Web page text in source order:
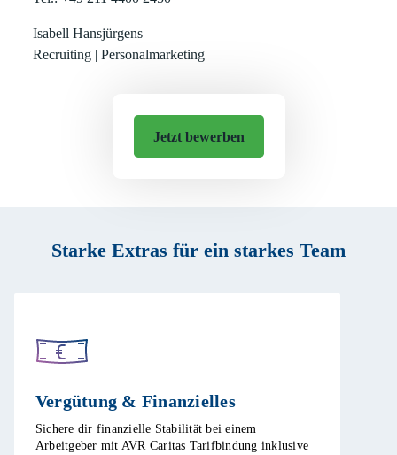
Isabell Hansjürgens
Recruiting | Personalmarketing
Jetzt bewerben
Starke Extras für ein starkes Team
Vergütung & Finanzielles​
Sichere dir finanzielle Stabilität bei einem
Arbeitgeber mit AVR Caritas Tarifbindung inklusive